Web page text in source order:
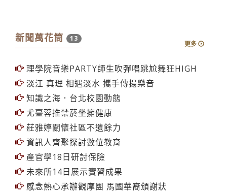
理學院音樂PARTY師生吹彈唱跳尬舞狂HIGH
淡江 真理 相遇淡水 攜手傳揚樂音
知識之海．台北校園動態
尤臺蓉推禁菸坐擁健康
莊雅婷關懷社區不遺餘力
資訊人齊聚探討數位教育
產官學18日研討保險
未來所14日展示實習成果